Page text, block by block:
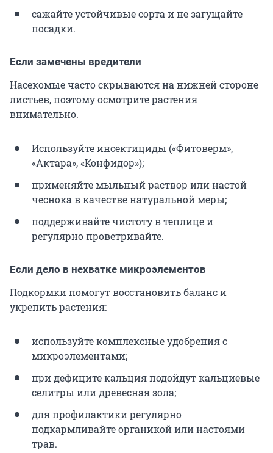
сажайте устойчивые сорта и не загущайте
посадки.
Если замечены вредители
Насекомые часто скрываются на нижней стороне
листьев, поэтому осмотрите растения
внимательно.
Используйте инсектициды («Фитоверм»,
«Актара», «Конфидор»);
применяйте мыльный раствор или настой
чеснока в качестве натуральной меры;
поддерживайте чистоту в теплице и
регулярно проветривайте.
Если дело в нехватке микроэлементов
Подкормки помогут восстановить баланс и
укрепить растения:
используйте комплексные удобрения с
микроэлементами;
при дефиците кальция подойдут кальциевые
селитры или древесная зола;
для профилактики регулярно
подкармливайте органикой или настоями
трав.